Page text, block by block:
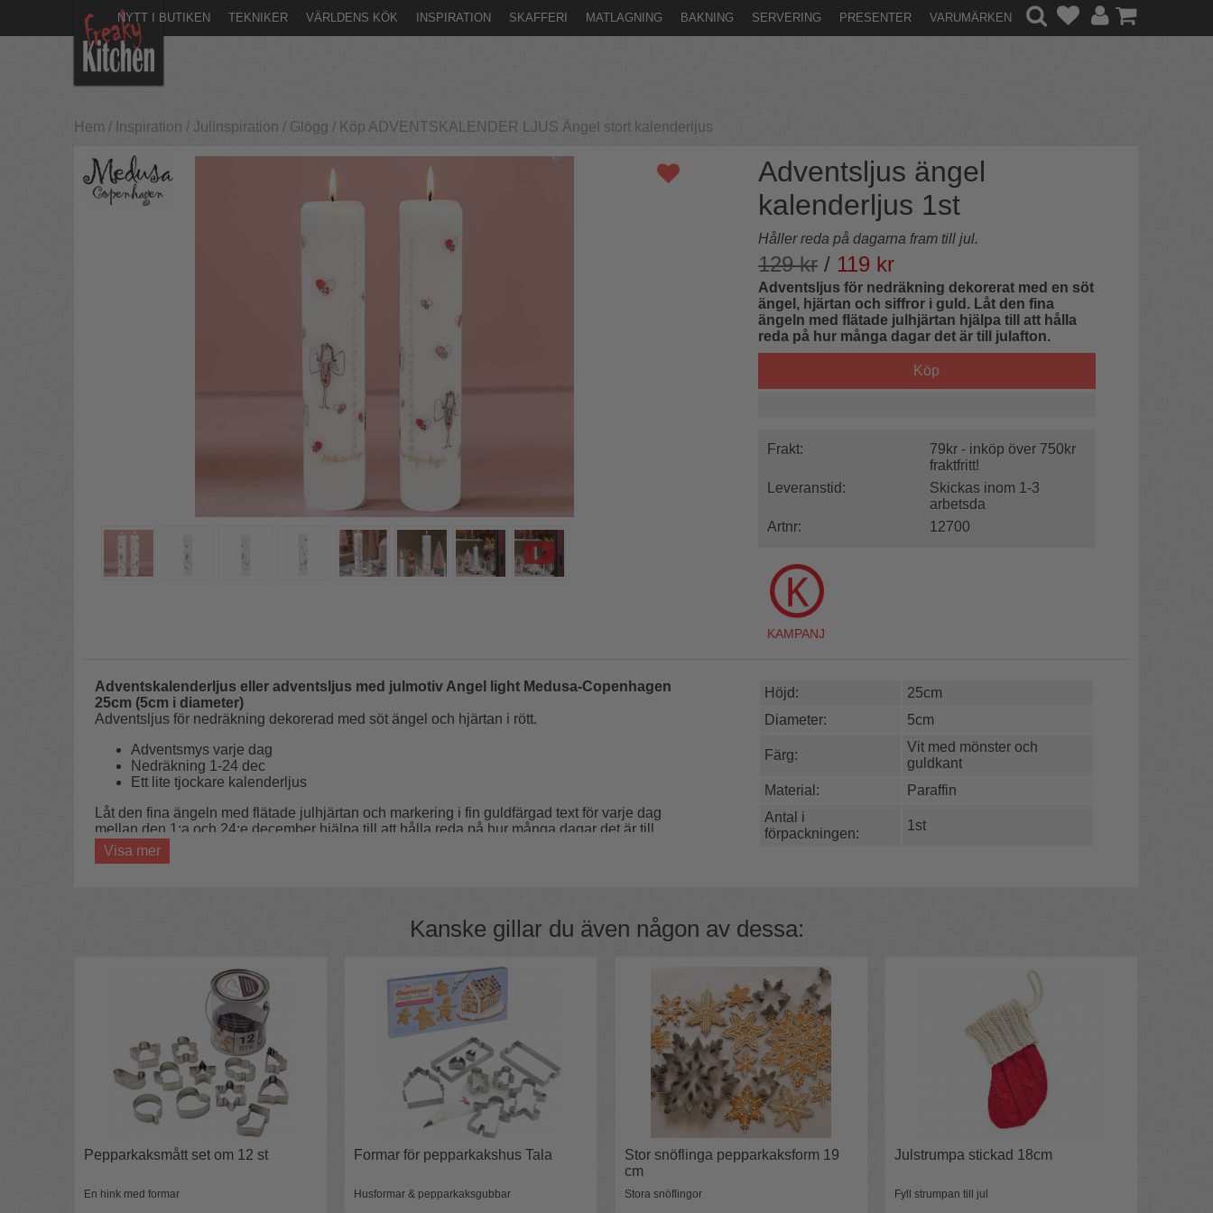
NYTT I BUTIKEN TEKNIKER VÄRLDENS KÖK INSPIRATION SKAFFERI MATLAGNING BAKNING SERVERING PRESENTER VARUMÄRKEN
Hem / Inspiration / Julinspiration / Glögg / Köp ADVENTSKALENDER LJUS Ängel stort kalenderljus
Adventsljus ängel
kalenderljus 1st
Håller reda på dagarna fram till jul.
129kr/ 119 kr
Adventsljus för nedräkning dekorerat med en söt
ängel, hjärtan och siffror i guld. Låt den fina
ängeln med flätade julhjärtan hjälpa till att hålla
reda på hur många dagar det är till julafton.
Köp
Frakt:
79kr - inköp över 750kr
fraktfritt!
Leveranstid:
Skickas inom 1-3
arbetsda
Artnr:
12700
Adventskalenderljus eller adventsljus med julmotiv Angel light Medusa-Copenhagen
25cm (5cm i diameter)
Adventsljus för nedräkning dekorerad med söt ängel och hjärtan i rött.
Adventsmys varje dag
Nedräkning 1-24 dec
Ett lite tjockare kalenderljus
Låt den fina ängeln med flätade julhjärtan och markering i fin guldfärgad text för varje dag
mellan den 1:a och 24:e december hjälpa till att hålla reda på hur många dagar det är till
julafton.
Notera att ljuset på filmen har lite annat mönster, Jinglebell, det finns
Visa mer
Höjd:
25cm
Diameter:
5cm
Färg:
Vit med mönster och
guldkant
Material:
Paraffin
Antal i
förpackningen:
1st
Kanske gillar du även någon av dessa:
Pepparkaksmått set om 12 st
En hink med formar
Formar för pepparkakshus Tala
Husformar & pepparkaksgubbar
Stor snöflinga pepparkaksform 19
cm
Stora snöflingor
Julstrumpa stickad 18cm
Fyll strumpan till jul